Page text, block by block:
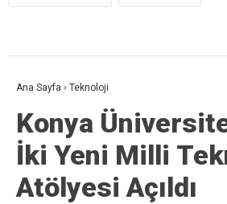
Ana Sayfa › Teknoloji
Konya
İki Yeni Milli
Atölyesi Açıldı